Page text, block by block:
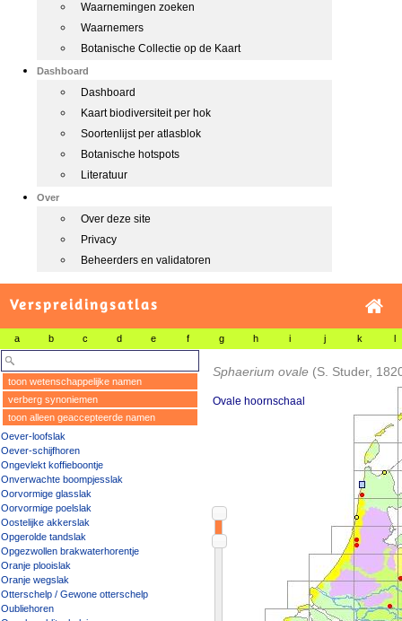
Waarnemingen zoeken
Waarnemers
Botanische Collectie op de Kaart
Dashboard
Dashboard
Kaart biodiversiteit per hok
Soortenlijst per atlasblok
Botanische hotspots
Literatuur
Over
Over deze site
Privacy
Beheerders en validatoren
Verspreidingsatlas
a b c d e f g h i j k l
toon wetenschappelijke namen
verberg synoniemen
toon alleen geaccepteerde namen
Oever-loofslak
Oever-schijfhoren
Ongevlekt koffieboontje
Onverwachte boompjesslak
Oorvormige glasslak
Oorvormige poelslak
Oostelijke akkerslak
Opgerolde tandslak
Opgezwollen brakwaterhorentje
Oranje plooislak
Oranje wegslak
Otterschelp / Gewone otterschelp
Oubliehoren
Sphaerium ovale (S. Studer,
Ovale hoornschaal